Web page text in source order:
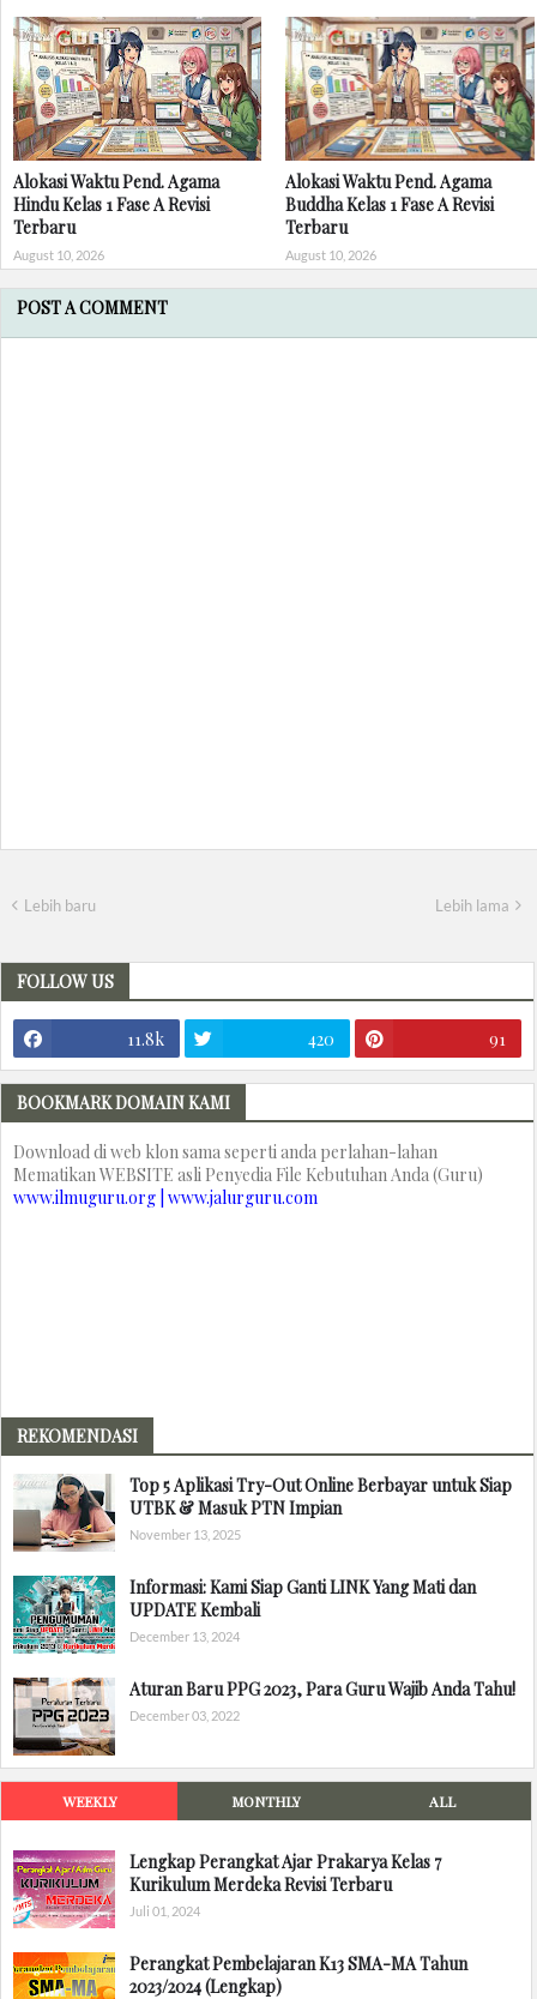
Alokasi Waktu Pend. Agama
Hindu Kelas 1 Fase A Revisi
Terbaru
August 10, 2026
Alokasi Waktu Pend. Agama
Buddha Kelas 1 Fase A Revisi
Terbaru
August 10, 2026
POST A COMMENT
Lebih baru Lebih lama
FOLLOW US
11.8k 420 91
BOOKMARK DOMAIN KAMI
Download di web klon sama seperti anda perlahan-lahan
Mematikan WEBSITE asli Penyedia File Kebutuhan Anda (Guru)
www.ilmuguru.org | www.jalurguru.com
REKOMENDASI
Top 5 Aplikasi Try-Out Online Berbayar untuk Siap
UTBK & Masuk PTN Impian
November 13, 2025
Informasi: Kami Siap Ganti LINK Yang Mati dan
UPDATE Kembali
December 13, 2024
Aturan Baru PPG 2023, Para Guru Wajib Anda Tahu!
December 03, 2022
WEEKLY MONTHLY ALL
Lengkap Perangkat Ajar Prakarya Kelas 7
Kurikulum Merdeka Revisi Terbaru
Juli 01, 2024
Perangkat Pembelajaran K13 SMA-MA Tahun
2023/2024 (Lengkap)